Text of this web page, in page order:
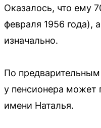
Оказалось, что ему
февраля 1956 года),
изначально.
По
у пенсионера может
имени Наталья.